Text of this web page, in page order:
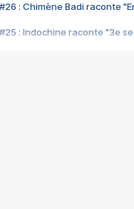
#26 : Chimène Badi raconte
#25 : Indochine raconte "3e